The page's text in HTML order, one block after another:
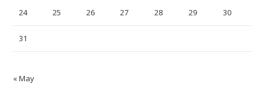
24 25 26 27 28 29 30
31
« May